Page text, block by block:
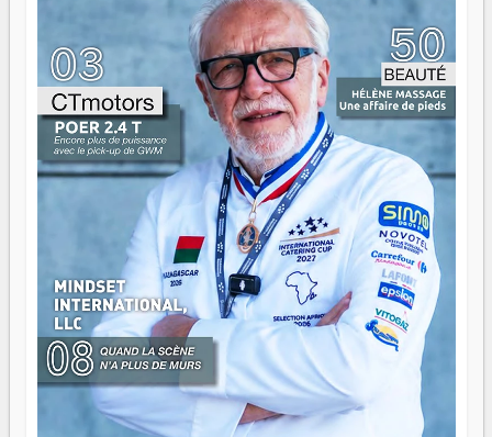
ont la force, les vieux ont l'expérience, comme on dit. Ce
n'est pas un combat de générations — c'est une question
d'équipage. Partagez vos réussites, mais aussi vos échecs.
Surtout vos échecs, d'ailleurs — ils enseignent mieux que
n'importe quel manuel. À Madagascar, la barque avance.
Il faut juste s'assurer que tout le monde rame dans le
même sens.